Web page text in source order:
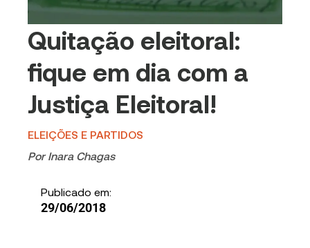
Quitação eleitoral:
fique em dia com a
Justiça Eleitoral!
ELEIÇÕES E PARTIDOS
Por Inara Chagas
Publicado em:
29/06/2018